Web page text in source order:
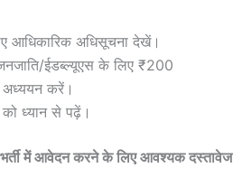
आधिकारिक अधिसूचना देखें।
ईडब्ल्यूएस के लिए ₹200
अध्ययन करें।
ध्यान से पढ़ें।
भर्ती में आवेदन करने के लिए आवश्यक दस्तावेज